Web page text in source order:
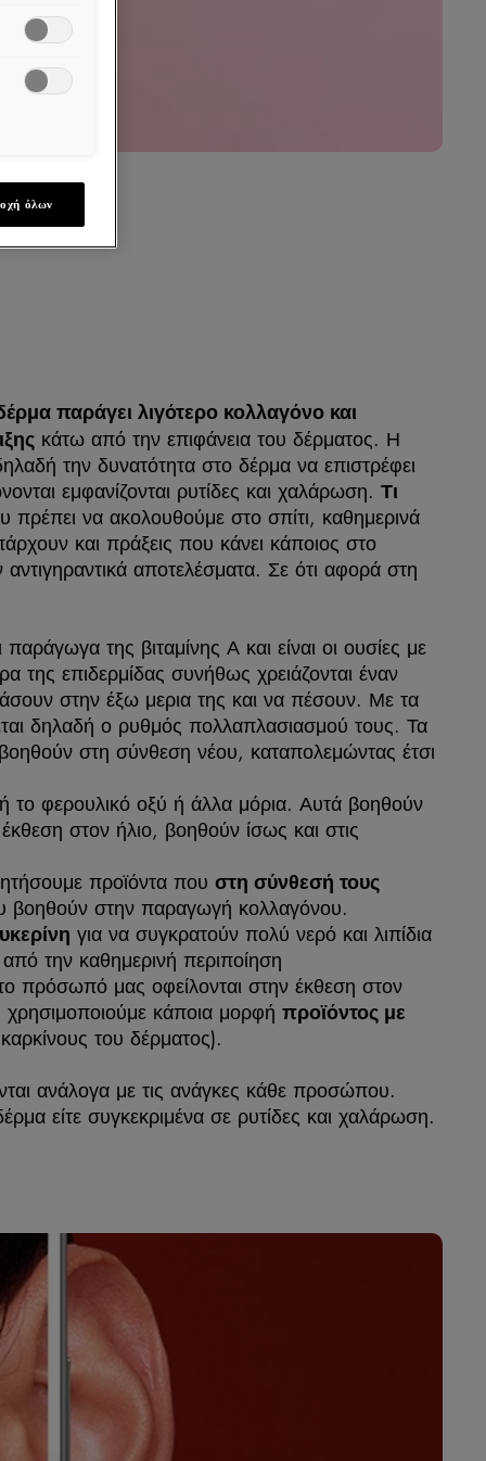
παράγει λιγότερο κολλαγόνο και
κάτω από την επιφάνεια του δέρματος. Η
την δυνατότητα στο δέρμα να επιστρέφει
εμφανίζονται ρυτίδες και χαλάρωση.Τι
πρέπει να ακολουθούμε στο σπίτι, καθημερινά
και πράξεις που κάνει κάποιος στο
αποτελέσματα. Σε ότι αφορά στη
παράγωγα της βιταμίνης Α και είναι οι ουσίες με
της επιδερμίδας συνήθως χρειάζονται έναν
στην έξω μερια της και να πέσουν. Με τα
δηλαδή ο ρυθμός πολλαπλασιασμού τους. Τα
στη σύνθεση νέου, καταπολεμώντας έτσι
το φερουλικό οξύ ή άλλα μόρια. Αυτά βοηθούν
στον ήλιο, βοηθούν ίσως και στις
προϊόντα πουστη σύνθεσή τους
βοηθούν στην παραγωγή κολλαγόνου.
για να συγκρατούν πολύ νερό και λιπίδια
την καθημερινή περιποίηση
πρόσωπό μας οφείλονται στην έκθεση στον
χρησιμοποιούμε κάποια μορφήπροϊόντος με
του δέρματος).
ανάλογα με τις ανάγκες κάθε προσώπου.
είτε συγκεκριμένα σε ρυτίδες και χαλάρωση.
όλων